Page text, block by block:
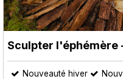
Sculpter l'éphémère
Nouveauté hiver